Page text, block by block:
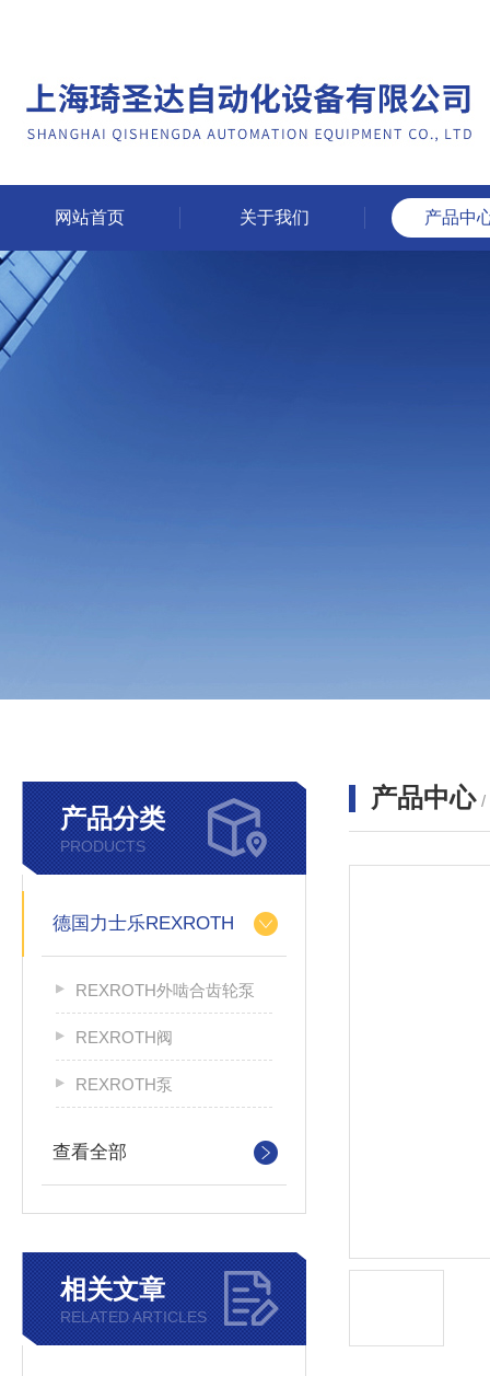
网站首页 关于我们 产品中
产品分类
PRODUCTS
德国力士乐REXROTH
REXROTH外啮合齿轮泵
REXROTH阀
REXROTH泵
查看全部
相关文章
RELATED ARTICLES
产品中心 /